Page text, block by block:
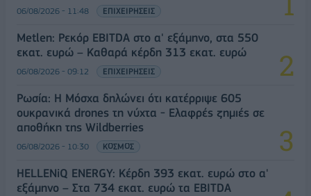
06/08/2026 - 11:48 ΕΠΙΧΕΙΡΗΣΕΙΣ
Metlen: Ρεκόρ EBITDA στο α' εξάμηνο, στα 550
εκατ. ευρώ – Καθαρά κέρδη 313 εκατ. ευρώ
06/08/2026 - 09:12 ΕΠΙΧΕΙΡΗΣΕΙΣ
Ρωσία: Η Μόσχα δηλώνει ότι κατέρριψε 605
ουκρανικά drones τη νύχτα - Ελαφρές ζημιές σε
αποθήκη της Wildberries
06/08/2026 - 10:30 ΚΟΣΜΟΣ
HELLENiQ ENERGY: Κέρδη 393 εκατ. ευρώ στο α'
εξάμηνο – Στα 734 εκατ. ευρώ τα EBITDA